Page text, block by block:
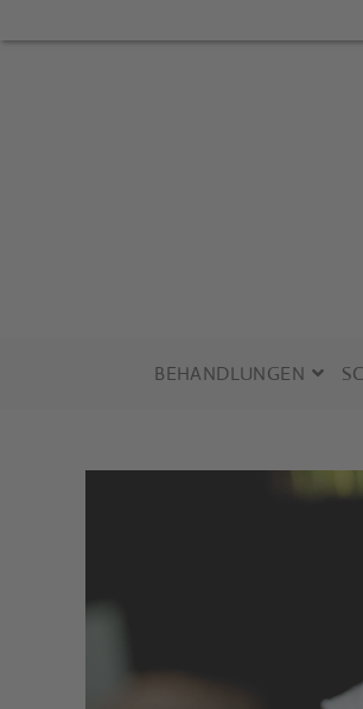
Inhalt
BEHANDLUNGEN